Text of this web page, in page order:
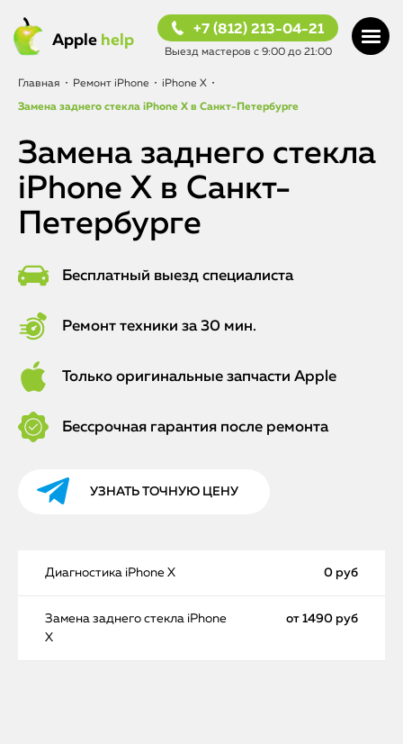
Apple help
+7 (812) 213-04-21
Выезд мастеров с 9:00 до 21:00
Главная • Ремонт iPhone • iPhone X •
Замена заднего стекла iPhone X в Санкт-Петербурге
Замена заднего стекла
iPhone X в Санкт-
Петербурге
Бесплатный выезд специалиста
Ремонт техники за 30 мин.
Только оригинальные запчасти Apple
Бессрочная гарантия после ремонта
УЗНАТЬ ТОЧНУЮ ЦЕНУ
Диагностика iPhone X 0 руб
Замена заднего стекла iPhone
X
от 1490 руб